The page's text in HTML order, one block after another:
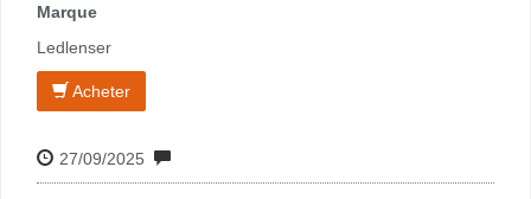
Marque
Ledlenser
Acheter
27/09/2025